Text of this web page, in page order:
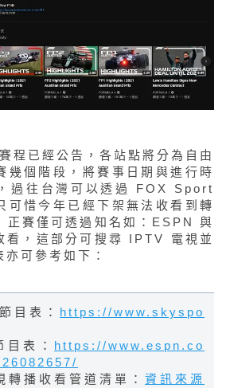
程已經公告，各站點將分為自由
幾個階段，將賽事日期與進行時
過往台灣可以透過 FOX Sport
可惜今年已經下架無法收看到轉
正賽僅可透過知名如：ESPN 與
，這部分可搜尋 IPTV 電視並
可參考如下：
目表： https://www.skyspo
表： https://www.espn.co
播收看管道清單： 資訊來源